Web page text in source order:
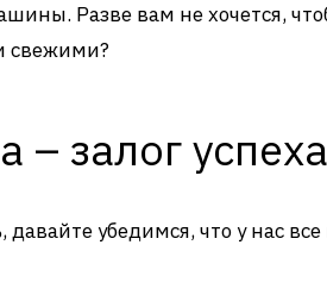
Разве вам не хочется,
свежими?
– залог успеха
давайте убедимся, что у нас